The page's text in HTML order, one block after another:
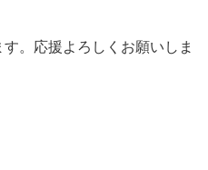
。応援よろしくお願いしま